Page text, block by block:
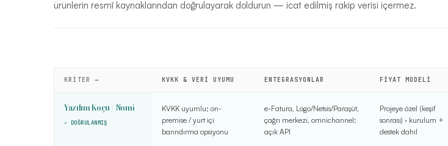
ürünlerin resmî kaynaklarından doğrulayarak doldurun — icat edilmiş rakip verisi içermez.
KRITER → KVKK & VERI UYUMU ENTEGRASYONLAR FIYAT MODELI
Yazılım Koçu / Nomi
✓ DOĞRULANMIŞ
KVKK uyumlu; on-
premise / yurt içi
barındırma opsiyonu
e-Fatura, Logo/Netsis/Paraşüt,
çağrı merkezi, omnichannel;
açık API
Projeye özel (keşif
sonrası) · kurulum +
destek dahil